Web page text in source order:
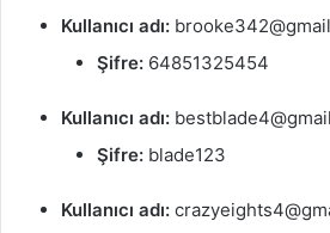
Kullanıcı adı:
Şifre: 64851325454
Kullanıcı adı:
Şifre: blade123
Kullanıcı adı: